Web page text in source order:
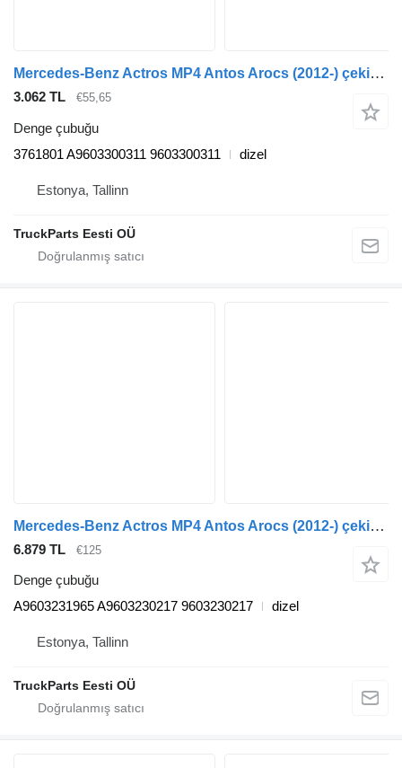
Mercedes-Benz Actros MP4 Antos Arocs (2012-) çekici için Mercedes-Benz arocs 2651 (01.13-) 3761801 denge çubuğu
3.062 TL €55,65
Denge çubuğu
3761801 A9603300311 9603300311
dizel
Estonya, Tallinn
TruckParts Eesti OÜ
Mercedes-Benz Actros MP4 Antos Arocs (2012-) çekici için Mercedes-Benz arocs 2635 (01.13-) A9603231965 denge çubuğu
6.879 TL €125
Denge çubuğu
A9603231965 A9603230217 9603230217
dizel
Estonya, Tallinn
TruckParts Eesti OÜ